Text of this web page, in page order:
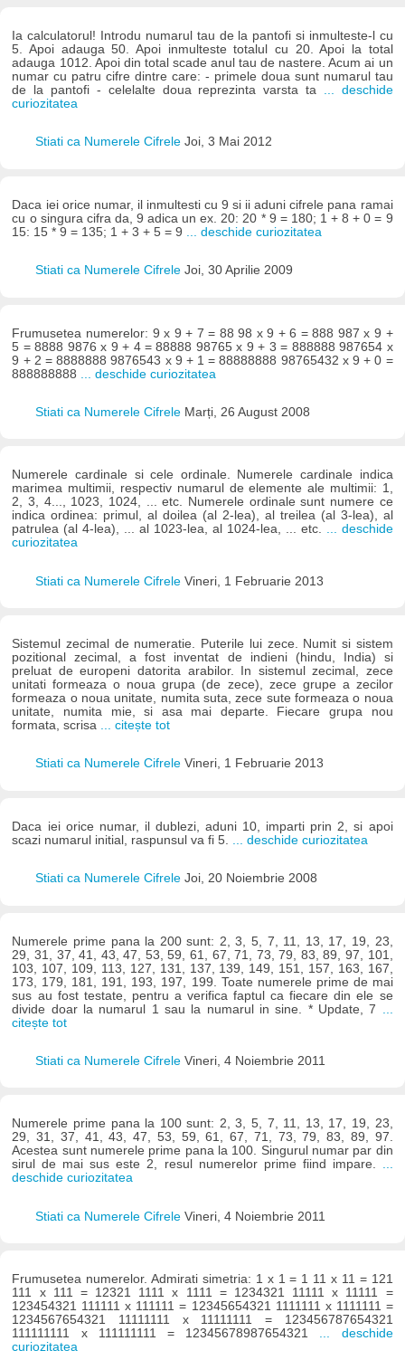
Ia calculatorul! Introdu numarul tau de la pantofi si inmulteste-l cu
5. Apoi adauga 50. Apoi inmulteste totalul cu 20. Apoi la total
adauga 1012. Apoi din total scade anul tau de nastere. Acum ai un
numar cu patru cifre dintre care: - primele doua sunt numarul tau
de la pantofi - celelalte doua reprezinta varsta ta ... deschide
curiozitatea
Stiati ca Numerele Cifrele Joi, 3 Mai 2012
Daca iei orice numar, il inmultesti cu 9 si ii aduni cifrele pana ramai
cu o singura cifra da, 9 adica un ex. 20: 20 * 9 = 180; 1 + 8 + 0 = 9
15: 15 * 9 = 135; 1 + 3 + 5 = 9
... deschide curiozitatea
Stiati ca Numerele Cifrele Joi, 30 Aprilie 2009
Frumusetea numerelor: 9 x 9 + 7 = 88 98 x 9 + 6 = 888 987 x 9 +
5 = 8888 9876 x 9 + 4 = 88888 98765 x 9 + 3 = 888888 987654 x
9 + 2 = 8888888 9876543 x 9 + 1 = 88888888 98765432 x 9 + 0 =
888888888
... deschide curiozitatea
Stiati ca Numerele Cifrele Marți, 26 August 2008
Numerele cardinale si cele ordinale. Numerele cardinale indica
marimea multimii, respectiv numarul de elemente ale multimii: 1,
2, 3, 4..., 1023, 1024, ... etc. Numerele ordinale sunt numere ce
indica ordinea: primul, al doilea (al 2-lea), al treilea (al 3-lea), al
patrulea (al 4-lea), ... al 1023-lea, al 1024-lea, ... etc. ... deschide
curiozitatea
Stiati ca Numerele Cifrele Vineri, 1 Februarie 2013
Sistemul zecimal de numeratie. Puterile lui zece. Numit si sistem
pozitional zecimal, a fost inventat de indieni (hindu, India) si
preluat de europeni datorita arabilor. In sistemul zecimal, zece
unitati formeaza o noua grupa (de zece), zece grupe a zecilor
formeaza o noua unitate, numita suta, zece sute formeaza o noua
unitate, numita mie, si asa mai departe. Fiecare grupa nou
formata, scrisa ... citește tot
Stiati ca Numerele Cifrele Vineri, 1 Februarie 2013
Daca iei orice numar, il dublezi, aduni 10, imparti prin 2, si apoi
scazi numarul initial, raspunsul va fi 5.
... deschide curiozitatea
Stiati ca Numerele Cifrele Joi, 20 Noiembrie 2008
Numerele prime pana la 200 sunt: 2, 3, 5, 7, 11, 13, 17, 19, 23,
29, 31, 37, 41, 43, 47, 53, 59, 61, 67, 71, 73, 79, 83, 89, 97, 101,
103, 107, 109, 113, 127, 131, 137, 139, 149, 151, 157, 163, 167,
173, 179, 181, 191, 193, 197, 199. Toate numerele prime de mai
sus au fost testate, pentru a verifica faptul ca fiecare din ele se
divide doar la numarul 1 sau la numarul in sine. * Update, 7
citește tot
Stiati ca Numerele Cifrele Vineri, 4 Noiembrie 2011
Numerele prime pana la 100 sunt: 2, 3, 5, 7, 11, 13, 17, 19, 23,
29, 31, 37, 41, 43, 47, 53, 59, 61, 67, 71, 73, 79, 83, 89, 97.
Acestea sunt numerele prime pana la 100. Singurul numar par din
sirul de mai sus este 2, resul numerelor prime fiind impare. ...
deschide curiozitatea
Stiati ca Numerele Cifrele Vineri, 4 Noiembrie 2011
Frumusetea numerelor. Admirati simetria: 1 x 1 = 1 11 x 11 = 121
111 x 111 = 12321 1111 x 1111 = 1234321 11111 x 11111 =
123454321 111111 x 111111 = 12345654321 1111111 x 1111111 =
1234567654321 11111111 x 11111111 = 123456787654321
111111111 x 111111111 = 12345678987654321 ... deschide
curiozitatea